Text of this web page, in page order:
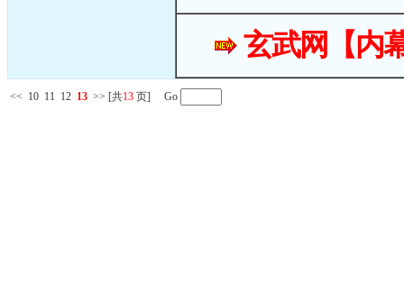
玄武网【内
<< 10 11 12 13 >> [共13 页] Go